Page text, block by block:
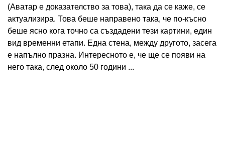
(Аватар е доказателство за това), така да се каже, се
актуализира. Това беше направено така, че по-късно
беше ясно кога точно са създадени тези картини, един
вид временни етапи. Една стена, между другото, засега
е напълно празна. Интересното е, че ще се появи на
него така, след около 50 години ...